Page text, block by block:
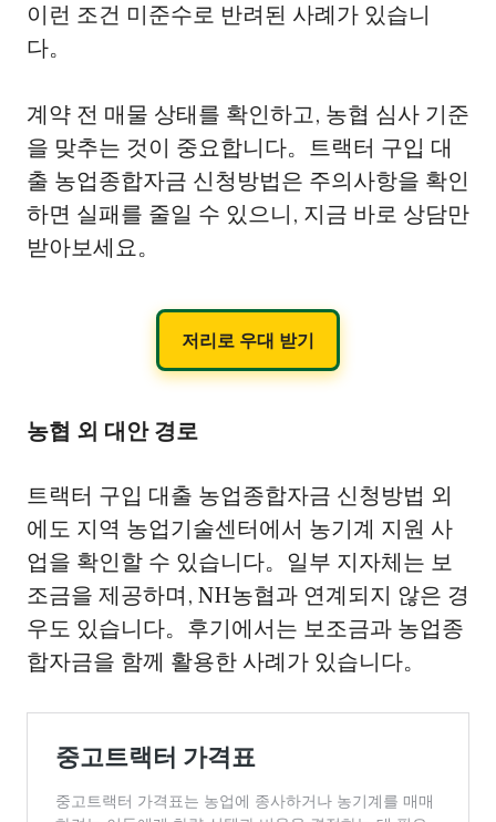
이런 조건 미준수로 반려된 사례가 있습니
다。
계약 전 매물 상태를 확인하고, 농협 심사 기준
을 맞추는 것이 중요합니다。트랙터 구입 대
출 농업종합자금 신청방법은 주의사항을 확인
하면 실패를 줄일 수 있으니, 지금 바로 상담만
받아보세요。
저리로 우대 받기
농협 외 대안 경로
트랙터 구입 대출 농업종합자금 신청방법 외
에도 지역 농업기술센터에서 농기계 지원 사
업을 확인할 수 있습니다。일부 지자체는 보
조금을 제공하며, NH농협과 연계되지 않은 경
우도 있습니다。후기에서는 보조금과 농업종
합자금을 함께 활용한 사례가 있습니다。